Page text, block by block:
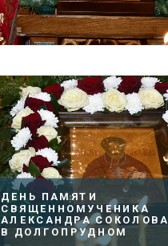
ДЕНЬ ПАМЯТИ
СВЯЩЕННОМУЧЕНИКА
АЛЕКСАНДРА СОКОЛОВА
В ДОЛГОПРУДНОМ